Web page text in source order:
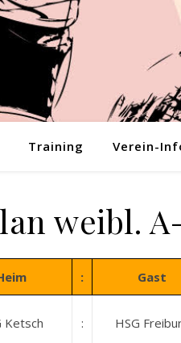
Training Verein-
weibl.
: Gast
Ketsch : HSG